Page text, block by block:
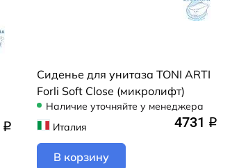
q
Сиденье для унитаза TONI ARTI
Forli Soft Close (микролифт)
Наличие уточняйте у менеджера
Италия
4731 q
В корзину